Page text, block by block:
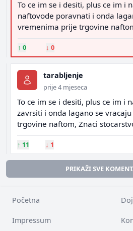
To ce im se i desiti, plus ce im i
naftovode poravnati i onda
vremenima prije trgovine
↑ 0 ↓ 0
tarabljenje
prije 4 mjeseca
To ce im se i desiti, plus ce im i
zavrsiti i onda lagano se
trgovine naftom, Znaci
↑ 11 ↓ 1
PRIKAŽI SVE
Početna
Impressum